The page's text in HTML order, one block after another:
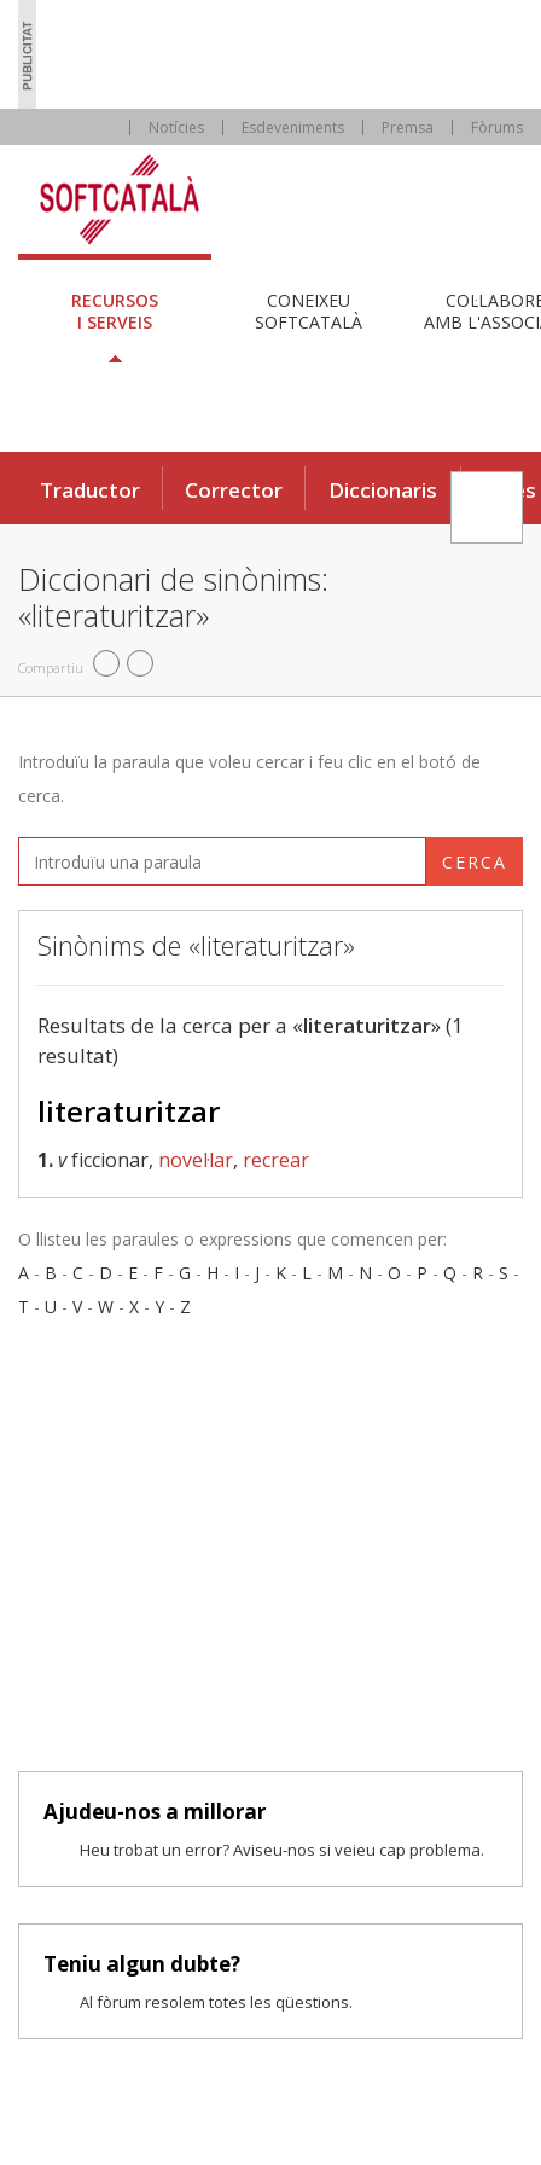
Notícies Esdeveniments Premsa Fòrums
RECURSOS
I SERVEIS
CONEIXEU
SOFTCATALÀ
AMB
Traductor Corrector Diccionaris Eines
Diccionari de sinònims:
«literaturitzar»
Compartiu
Introduïu la paraula que voleu cercar i feu clic en el botó de
cerca.
CERCA
Sinònims de «literaturitzar»
Resultats de la cerca per a «literaturitzar» (1
resultat)
literaturitzar
1.vficcionar, novel·lar, recrear
O llisteu les paraules o expressions que comencen per:
A - B - C - D - E - F - G - H - I - J - K - L - M - N - O - P - Q - R - S -
T - U - V- W - X - Y - Z
Ajudeu-nos a millorar
Heu trobat un error? Aviseu-nos si veieu cap problema.
Teniu algun dubte?
Al fòrum resolem totes les qüestions.